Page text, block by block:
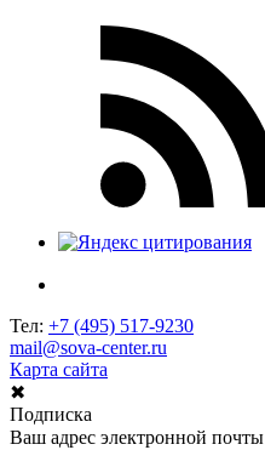
Тел: +7 (495) 517-9230
mail@sova-center.ru
Карта сайта
✖
Подписка
Ваш адрес электронной почты